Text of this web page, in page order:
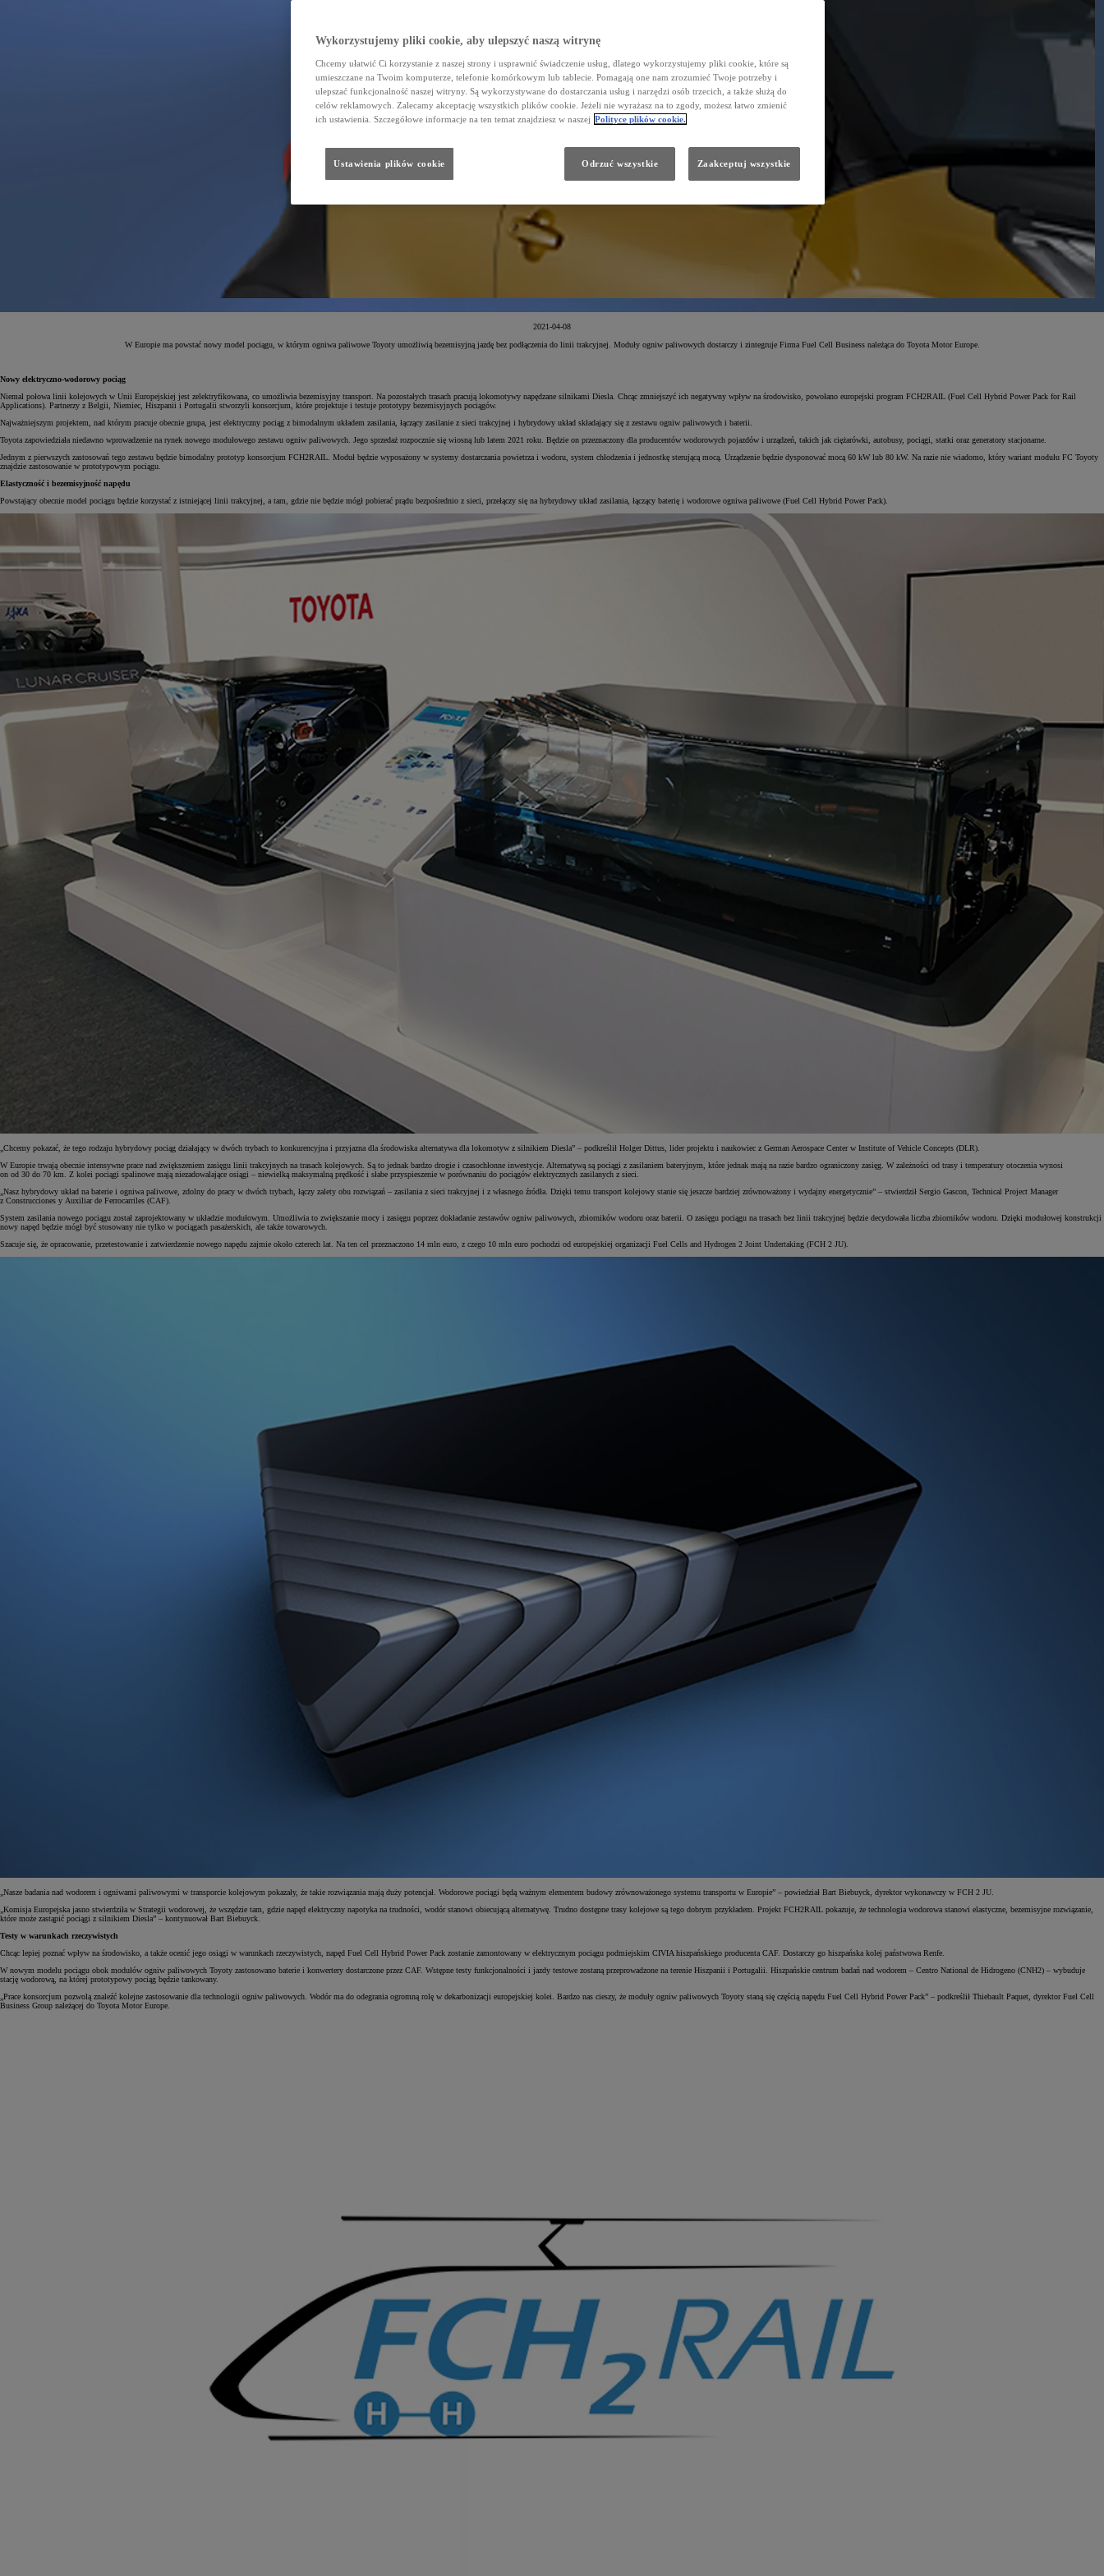
2021-04-08
W Europie ma powstać nowy model pociągu, w którym ogniwa paliwowe Toyoty umożliwią bezemisyjną jazdę bez podłączenia do linii trakcyjnej. Moduły ogniw paliwowych dostarczy i zintegruje Firma Fuel Cell Business należąca do Toyota Motor Europe.
Nowy elektryczno-wodorowy pociąg
Niemal połowa linii kolejowych w Unii Europejskiej jest zelektryfikowana, co umożliwia bezemisyjny transport. Na pozostałych trasach pracują lokomotywy napędzane silnikami Diesla. Chcąc zmniejszyć ich negatywny wpływ na środowisko, powołano europejski program FCH2RAIL (Fuel Cell Hybrid Power Pack for Rail
Applications). Partnerzy z Belgii, Niemiec, Hiszpanii i Portugalii stworzyli konsorcjum, które projektuje i testuje prototypy bezemisyjnych pociągów.
Najważniejszym projektem, nad którym pracuje obecnie grupa, jest elektryczny pociąg z bimodalnym układem zasilania, łączący zasilanie z sieci trakcyjnej i hybrydowy układ składający się z zestawu ogniw paliwowych i baterii.
Toyota zapowiedziała niedawno wprowadzenie na rynek nowego modułowego zestawu ogniw paliwowych. Jego sprzedaż rozpocznie się wiosną lub latem 2021 roku. Będzie on przeznaczony dla producentów wodorowych pojazdów i urządzeń, takich jak ciężarówki, autobusy, pociągi, statki oraz generatory stacjonarne.
Jednym z pierwszych zastosowań tego zestawu będzie bimodalny prototyp konsorcjum FCH2RAIL. Moduł będzie wyposażony w systemy dostarczania powietrza i wodoru, system chłodzenia i jednostkę sterującą mocą. Urządzenie będzie dysponować mocą 60 kW lub 80 kW. Na razie nie wiadomo, który wariant modułu FC Toyoty
znajdzie zastosowanie w prototypowym pociągu.
Elastyczność i bezemisyjność napędu
Powstający obecnie model pociągu będzie korzystać z istniejącej linii trakcyjnej, a tam, gdzie nie będzie mógł pobierać prądu bezpośrednio z sieci, przełączy się na hybrydowy układ zasilania, łączący baterię i wodorowe ogniwa paliwowe (Fuel Cell Hybrid Power Pack).
„Chcemy pokazać, że tego rodzaju hybrydowy pociąg działający w dwóch trybach to konkurencyjna i przyjazna dla środowiska alternatywa dla lokomotyw z silnikiem Diesla” – podkreślił Holger Dittus, lider projektu i naukowiec z German Aerospace Center w Institute of Vehicle Concepts (DLR).
W Europie trwają obecnie intensywne prace nad zwiększeniem zasięgu linii trakcyjnych na trasach kolejowych. Są to jednak bardzo drogie i czasochłonne inwestycje. Alternatywą są pociągi z zasilaniem bateryjnym, które jednak mają na razie bardzo ograniczony zasięg. W zależności od trasy i temperatury otoczenia wynosi
on od 30 do 70 km. Z kolei pociągi spalinowe mają niezadowalające osiągi – niewielką maksymalną prędkość i słabe przyspieszenie w porównaniu do pociągów elektrycznych zasilanych z sieci.
„Nasz hybrydowy układ na baterie i ogniwa paliwowe, zdolny do pracy w dwóch trybach, łączy zalety obu rozwiązań – zasilania z sieci trakcyjnej i z własnego źródła. Dzięki temu transport kolejowy stanie się jeszcze bardziej zrównoważony i wydajny energetycznie” – stwierdził Sergio Gascon, Technical Project Manager
z Construcciones y Auxiliar de Ferrocarriles (CAF).
System zasilania nowego pociągu został zaprojektowany w układzie modułowym. Umożliwia to zwiększanie mocy i zasięgu poprzez dokładanie zestawów ogniw paliwowych, zbiorników wodoru oraz baterii. O zasięgu pociągu na trasach bez linii trakcyjnej będzie decydowała liczba zbiorników wodoru. Dzięki modułowej konstrukcji
nowy napęd będzie mógł być stosowany nie tylko w pociągach pasażerskich, ale także towarowych.
Szacuje się, że opracowanie, przetestowanie i zatwierdzenie nowego napędu zajmie około czterech lat. Na ten cel przeznaczono 14 mln euro, z czego 10 mln euro pochodzi od europejskiej organizacji Fuel Cells and Hydrogen 2 Joint Undertaking (FCH 2 JU).
„Nasze badania nad wodorem i ogniwami paliwowymi w transporcie kolejowym pokazały, że takie rozwiązania mają duży potencjał. Wodorowe pociągi będą ważnym elementem budowy zrównoważonego systemu transportu w Europie” – powiedział Bart Biebuyck, dyrektor wykonawczy w FCH 2 JU.
„Komisja Europejska jasno stwierdziła w Strategii wodorowej, że wszędzie tam, gdzie napęd elektryczny napotyka na trudności, wodór stanowi obiecującą alternatywę. Trudno dostępne trasy kolejowe są tego dobrym przykładem. Projekt FCH2RAIL pokazuje, że technologia wodorowa stanowi elastyczne, bezemisyjne rozwiązanie,
które może zastąpić pociągi z silnikiem Diesla” – kontynuował Bart Biebuyck.
Testy w warunkach rzeczywistych
Chcąc lepiej poznać wpływ na środowisko, a także ocenić jego osiągi w warunkach rzeczywistych, napęd Fuel Cell Hybrid Power Pack zostanie zamontowany w elektrycznym pociągu podmiejskim CIVIA hiszpańskiego producenta CAF. Dostarczy go hiszpańska kolej państwowa Renfe.
W nowym modelu pociągu obok modułów ogniw paliwowych Toyoty zastosowano baterie i konwertery dostarczone przez CAF. Wstępne testy funkcjonalności i jazdy testowe zostaną przeprowadzone na terenie Hiszpanii i Portugalii. Hiszpańskie centrum badań nad wodorem – Centro National de Hidrogeno (CNH2) – wybuduje
stację wodorową, na której prototypowy pociąg będzie tankowany.
„Prace konsorcjum pozwolą znaleźć kolejne zastosowanie dla technologii ogniw paliwowych. Wodór ma do odegrania ogromną rolę w dekarbonizacji europejskiej kolei. Bardzo nas cieszy, że moduły ogniw paliwowych Toyoty staną się częścią napędu Fuel Cell Hybrid Power Pack” – podkreślił Thiebault Paquet, dyrektor Fuel Cell
Business Group należącej do Toyota Motor Europe.
Wykorzystujemy pliki cookie, aby ulepszyć naszą witrynę
Chcemy ułatwić Ci korzystanie z naszej strony i usprawnić świadczenie usług, dlatego wykorzystujemy pliki cookie, które są
umieszczane na Twoim komputerze, telefonie komórkowym lub tablecie. Pomagają one nam zrozumieć Twoje potrzeby i
ulepszać funkcjonalność naszej witryny. Są wykorzystywane do dostarczania usług i narzędzi osób trzecich, a także służą do
celów reklamowych. Zalecamy akceptację wszystkich plików cookie. Jeżeli nie wyrażasz na to zgody, możesz łatwo zmienić
ich ustawienia. Szczegółowe informacje na ten temat znajdziesz w naszej Polityce plików cookie.
Ustawienia plików cookie Odrzuć wszystkie Zaakceptuj wszystkie